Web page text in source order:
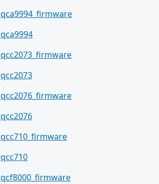
qca9994_firmware
qca9994
qcc2073_firmware
qcc2073
qcc2076_firmware
qcc2076
qcc710_firmware
qcc710
qcf8000_firmware